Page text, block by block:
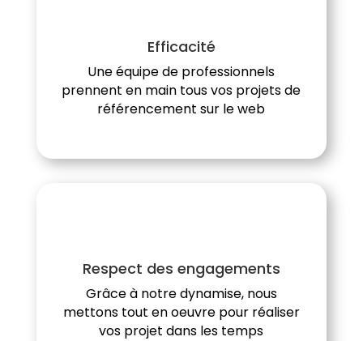
Efficacité
Une équipe de professionnels
prennent en main tous vos projets de
référencement sur le web
Respect des engagements
Grâce à notre dynamise, nous
mettons tout en oeuvre pour réaliser
vos projet dans les temps